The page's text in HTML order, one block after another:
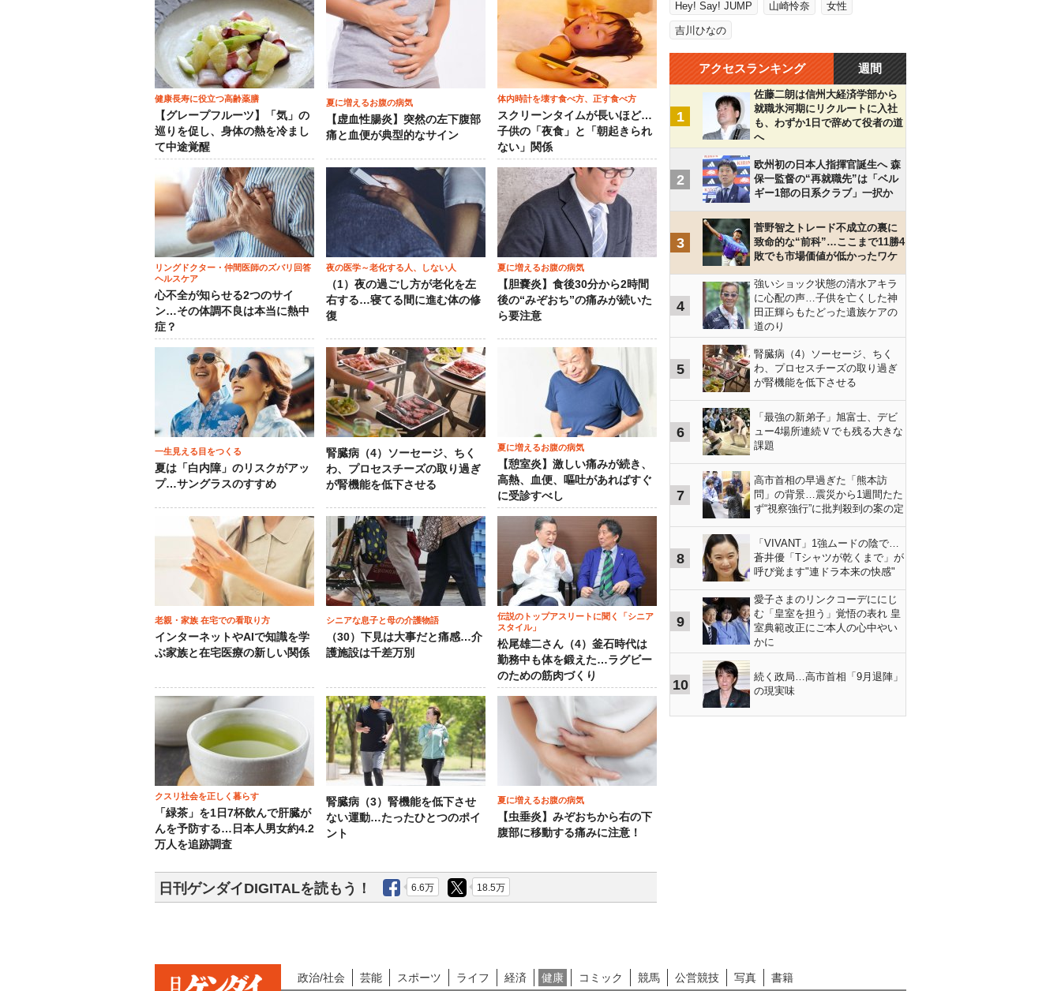
健康長寿に役立つ高齢薬膳
【グレープフルーツ】「気」の
巡りを促し、身体の熱を冷まし
て中途覚醒
夏に増えるお腹の病気
【虚血性腸炎】突然の左下腹部
痛と血便が典型的なサイン
体内時計を壊す食べ方、正す食べ方
スクリーンタイムが長いほど…
子供の「夜食」と「朝起きられ
ない」関係
リングドクター・仲間医師のズバリ回答
ヘルスケア
心不全が知らせる2つのサイ
ン…その体調不良は本当に熱中
症？
夜の医学～老化する人、しない人
（1）夜の過ごし方が老化を左
右する…寝てる間に進む体の修
復
夏に増えるお腹の病気
【胆嚢炎】食後30分から2時間
後の“みぞおち”の痛みが続いた
ら要注意
一生見える目をつくる
夏は「白内障」のリスクがアッ
プ…サングラスのすすめ
腎臓病（4）ソーセージ、ちく
わ、プロセスチーズの取り過ぎ
が腎機能を低下させる
夏に増えるお腹の病気
【憩室炎】激しい痛みが続き、
高熱、血便、嘔吐があればすぐ
に受診すべし
老親・家族 在宅での看取り方
インターネットやAIで知識を学
ぶ家族と在宅医療の新しい関係
シニアな息子と母の介護物語
（30）下見は大事だと痛感…介
護施設は千差万別
伝説のトップアスリートに聞く「シニア
スタイル」
松尾雄二さん（4）釜石時代は
勤務中も体を鍛えた…ラグビー
のための筋肉づくり
クスリ社会を正しく暮らす
「緑茶」を1日7杯飲んで肝臓が
んを予防する…日本人男女約4.2
万人を追跡調査
腎臓病（3）腎機能を低下させ
ない運動…たったひとつのポイ
ント
夏に増えるお腹の病気
【虫垂炎】みぞおちから右の下
腹部に移動する痛みに注意！
日刊ゲンダイDIGITALを読もう！ 6.6万 18.5万
Hey! Say! JUMP 山崎怜奈 女性
吉川ひなの
アクセスランキング 週間
1
佐藤二朗は信州大経済学部から
就職氷河期にリクルートに入社
も、わずか1日で辞めて役者の道
へ
2
欧州初の日本人指揮官誕生へ 森
保一監督の“再就職先”は「ベル
ギー1部の日系クラブ」一択か
3
菅野智之トレード不成立の裏に
致命的な“前科”…ここまで11勝4
敗でも市場価値が低かったワケ
4
強いショック状態の清水アキラ
に心配の声…子供を亡くした神
田正輝らもたどった遺族ケアの
道のり
5
腎臓病（4）ソーセージ、ちく
わ、プロセスチーズの取り過ぎ
が腎機能を低下させる
6
「最強の新弟子」旭富士、デビ
ュー4場所連続Ｖでも残る大きな
課題
7
高市首相の早過ぎた「熊本訪
問」の背景…震災から1週間たた
ず“視察強行”に批判殺到の案の定
8
「VIVANT」1強ムードの陰で…
蒼井優「Tシャツが乾くまで」が
呼び覚ます"連ドラ本来の快感"
9
愛子さまのリンクコーデににじ
む「皇室を担う」覚悟の表れ 皇
室典範改正にご本人の心中やい
かに
10
続く政局…高市首相「9月退陣」
の現実味
政治/社会 芸能 スポーツ ライフ 経済 健康 コミック 競馬 公営競技 写真 書籍